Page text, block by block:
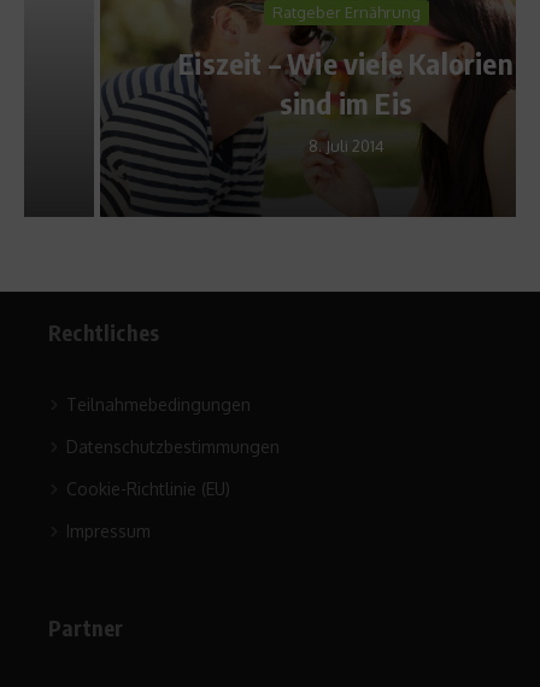
Ratgeber Ernährung
Eiszeit – Wie viele Kalorien
sind im Eis
8. Juli 2014
Rechtliches
Teilnahmebedingungen
Datenschutzbestimmungen
Cookie-Richtlinie (EU)
Impressum
Partner